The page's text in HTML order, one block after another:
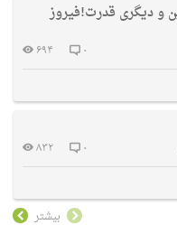
دیگری قدرت!فیروز
۰
۶۹۴
۰
۸۳۲
بیشتر